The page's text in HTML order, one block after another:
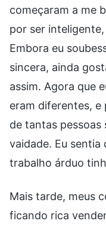
começaram a me
por ser
Embora eu
sincera, ainda
assim. Agora que
eram diferentes, e
de tantas
vaidade. Eu sentia
trabalho árduo
Mais tarde, meus
ficando rica